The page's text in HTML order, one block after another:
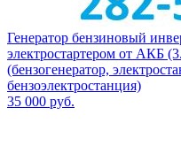
Генератор бензиновый
электростартером от АКБ
(бензогенератор,
бензоэлектростанция)
35 000 руб.